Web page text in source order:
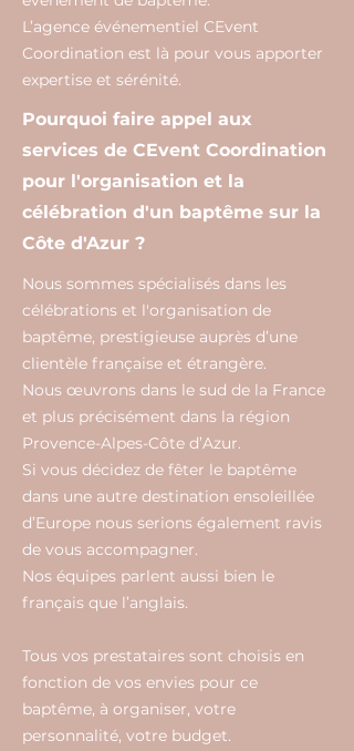
L’agence événementiel CEvent
Coordination est là pour vous apporter
expertise et sérénité.
Pourquoi faire appel aux
services de CEvent Coordination
pour l'organisation et la
célébration d'un baptême sur la
Côte d'Azur ?
Nous sommes spécialisés dans les
célébrations et l'organisation de
baptême, prestigieuse auprès d’une
clientèle française et étrangère.
Nous œuvrons dans le sud de la France
et plus précisément dans la région
Provence-Alpes-Côte d’Azur.
Si vous décidez de fêter le baptême
dans une autre destination ensoleillée
d’Europe nous serions également ravis
de vous accompagner.
Nos équipes parlent aussi bien le
français que l’anglais.
Tous vos prestataires sont choisis en
fonction de vos envies pour ce
baptême, à organiser, votre
personnalité, votre budget.